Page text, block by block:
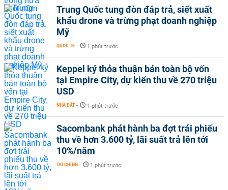
Trung Quốc tung đòn đáp trả, siết xuất
khẩu drone và trừng phạt doanh nghiệp
Mỹ
QUỐC TẾ - 1 phút trước
Keppel ký thỏa thuận bán toàn bộ vốn
tại Empire City, dự kiến thu về 270 triệu
USD
NHÀ ĐẤT - 1 phút trước
Sacombank phát hành ba đợt trái phiếu
thu về hơn 3.600 tỷ, lãi suất trả lên tới
10%/năm
TÀI CHÍNH - 1 phút trước